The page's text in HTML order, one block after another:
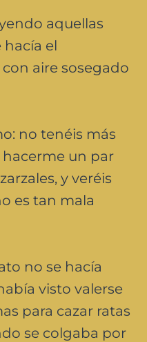
aquellas
hacía el
aire sosegado
no tenéis más
un par
y veréis
es tan mala
no se hacía
visto valerse
para cazar ratas
se colgaba por